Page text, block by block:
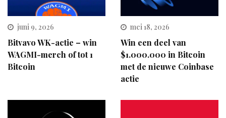
juni 9, 2026
Bitvavo WK-actie – win
WAGMI-merch of tot 1
Bitcoin
mei 18, 2026
Win een deel van
$1.000.000 in Bitcoin
met de nieuwe Coinbase
actie